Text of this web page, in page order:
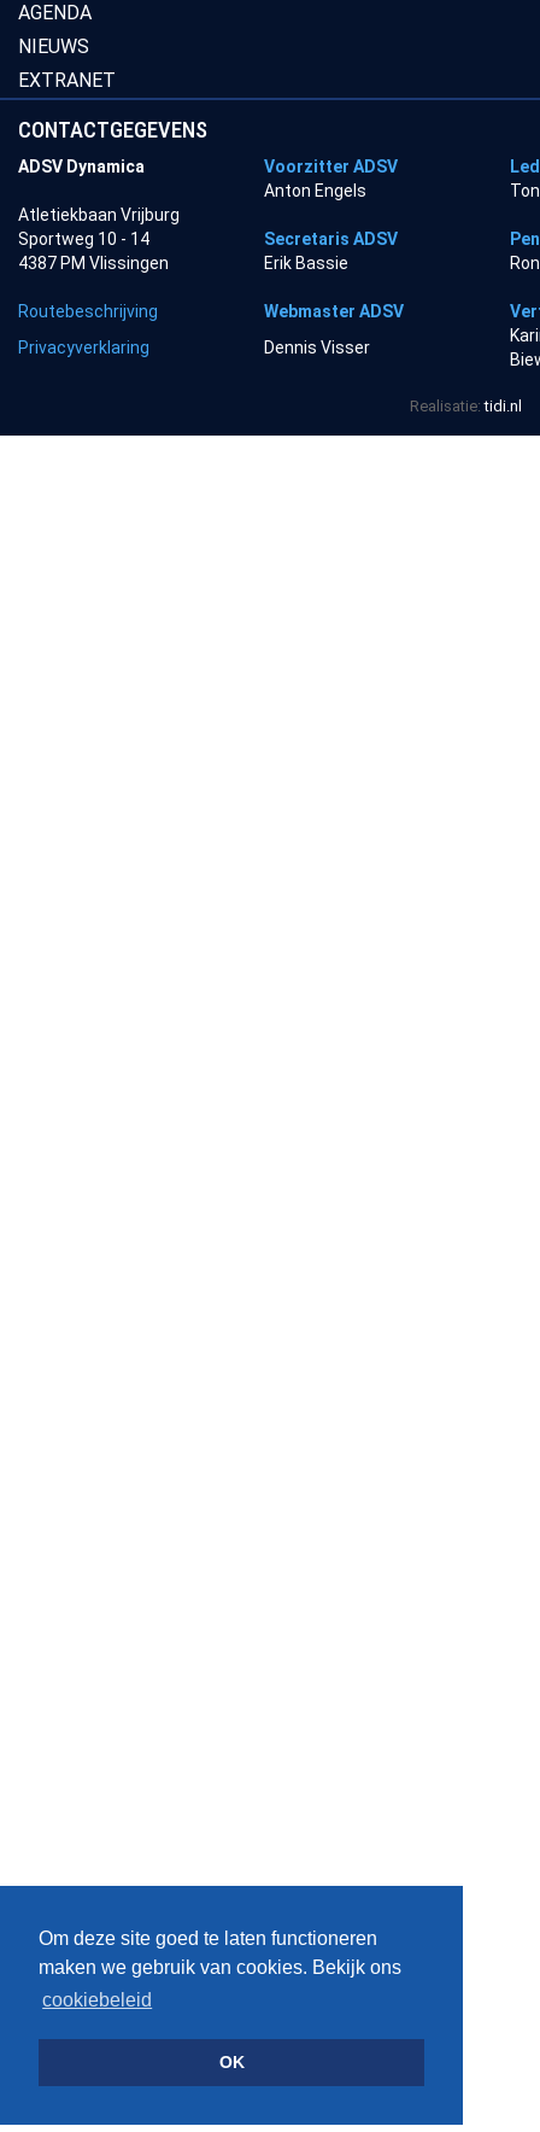
Om deze site goed te laten functioneren
maken we gebruik van cookies. Bekijk ons
cookiebeleid
OK
AGENDA
NIEUWS
EXTRANET
CONTACTGEGEVENS
ADSV Dynamica Voorzitter ADSV
Anton Engels
Atletiekbaan Vrijburg
Sportweg 10 - 14
Secretaris ADSV
4387 PM Vlissingen
Erik Bassie
Routebeschrijving Webmaster ADSV
Privacyverklaring
Dennis Visser
Realisatie:tidi.nl